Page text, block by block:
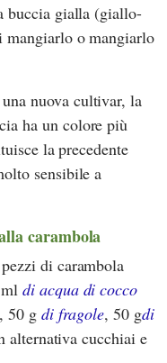
buccia gialla (giallo-
o mangiarlo
nuova cultivar, la
ha un colore più
la precedente
sensibile a
carambola
di carambola
mldi acqua di cocco
50 g di fragole, 50 gdi
alternativa cucchiai e